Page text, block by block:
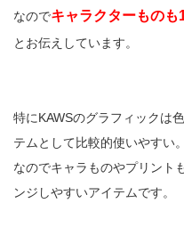
なのでキャラクターもの
とお伝えしています。
特にKAWSのグラフィックは
テムとして比較的使いやすい。
なのでキャラものやプリント
ンジしやすいアイテムです。